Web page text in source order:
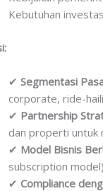
Kebutuhan
✔Segmentasi
corporate, ride-
✔ Partnership
dan properti untuk
✔ Model Bisnis
subscription
✔Compliance